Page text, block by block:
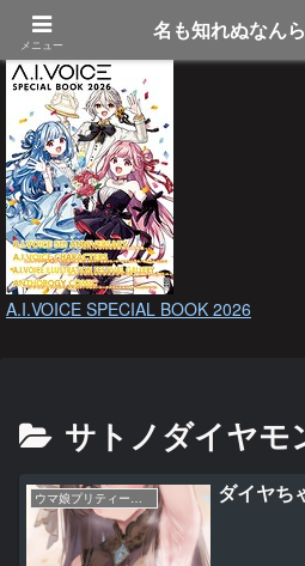
A.I.VOICE SPECIAL BOOK 2026
サトノダイヤモ
ダイヤち
メニュー
名も知れぬなん